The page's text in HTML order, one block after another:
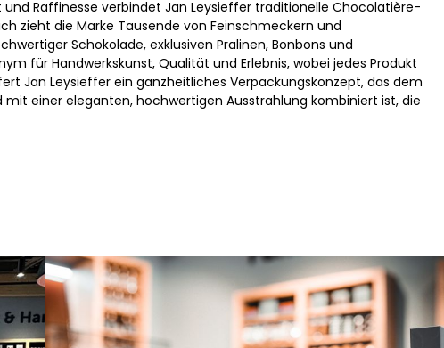
Raffinesse verbindet Jan Leysieffer traditionelle Chocolatière-
zieht die Marke Tausende von Feinschmeckern und
Schokolade, exklusiven Pralinen, Bonbons und
für Handwerkskunst, Qualität und Erlebnis, wobei jedes Produkt
Jan Leysieffer ein ganzheitliches Verpackungskonzept, das dem
einer eleganten, hochwertigen Ausstrahlung kombiniert ist, die